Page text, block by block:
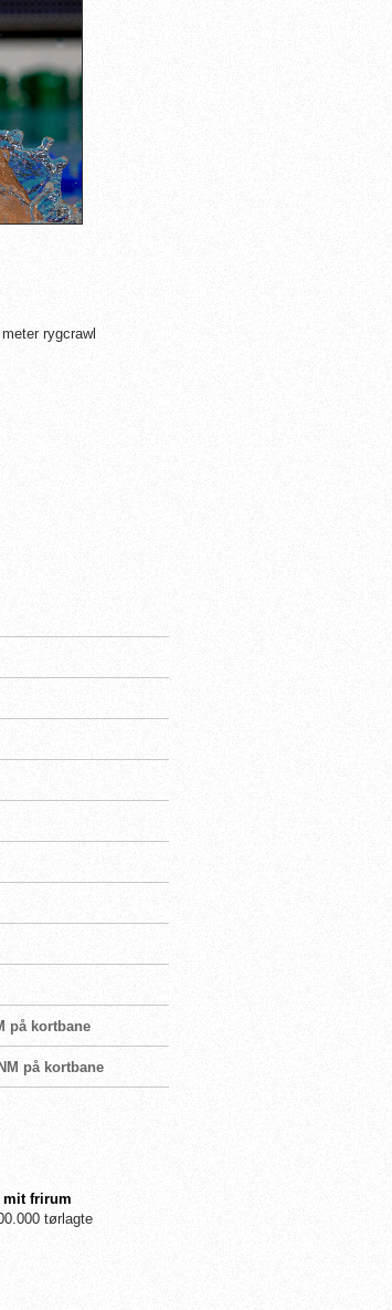
rygcrawl
på kortbane
på kortbane
mit frirum
tørlagte